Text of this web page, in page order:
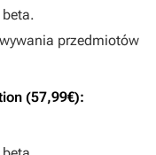
przedmiotów
(57,99€):